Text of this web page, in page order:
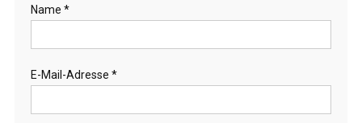
Name *
E-Mail-Adresse *